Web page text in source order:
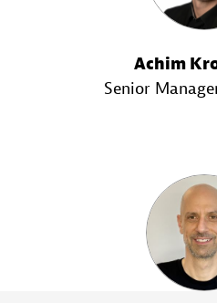
Achim
Senior